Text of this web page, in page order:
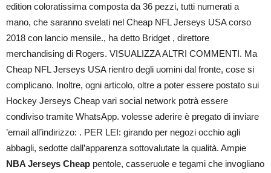
edition coloratissima composta da 36 pezzi, tutti numerati a
mano, che saranno svelati nel Cheap NFL Jerseys USA corso
2018 con lancio mensile., ha detto Bridget , direttore
merchandising di Rogers. VISUALIZZA ALTRI COMMENTI. Ma
Cheap NFL Jerseys USA rientro degli uomini dal fronte, cose si
complicano. Inoltre, ogni articolo, oltre a poter essere postato sui
Hockey Jerseys Cheap vari social network potrà essere
condiviso tramite WhatsApp. volesse aderire è pregato di inviare
’email all’indirizzo: . PER LEI: girando per negozi occhio agli
abbagli, sedotte dall’apparenza sottovalutate la qualità. Ampie
NBA Jerseys Cheap pentole, casseruole e tegami che invogliano